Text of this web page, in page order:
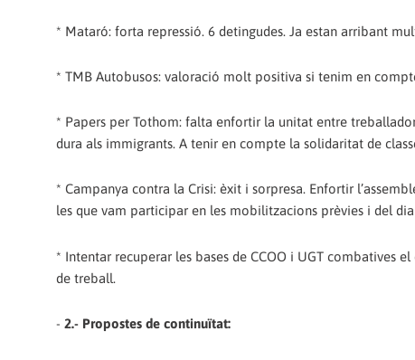
* Mataró: forta repressió. 6 detingudes. Ja estan arribant
* TMB Autobusos: valoració molt positiva si tenim en
* Papers per Tothom: falta enfortir la unitat entre
dura als immigrants. A tenir en compte la solidaritat de
* Campanya contra la Crisi: èxit i sorpresa. Enfortir
les que vam participar en les mobilitzacions prèvies i del
* Intentar recuperar les bases de CCOO i UGT combatives
de treball.
- 2.- Propostes de continuïtat: